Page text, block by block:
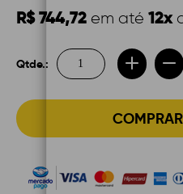
R$ 744,72 em até 12x
Qtde.: